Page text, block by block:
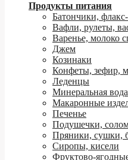
Продукты питания
Батончики,
Вафли, рулеты,
Варенье, молоко
Джем
Козинаки
Конфеты, зефир,
Леденцы
Минеральная вода
Макаронные
Печенье
Подушечки,
Пряники, сушки,
Сиропы, кисели
Фруктово-